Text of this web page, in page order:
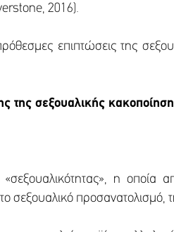
2016).
επιπτώσεις της
της σεξουαλικής
η οποία
σεξουαλικό